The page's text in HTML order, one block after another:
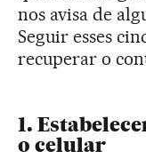
nos avisa de
Seguir esses
recuperar o
1.
o celular